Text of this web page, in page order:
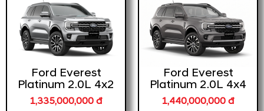
Ford Everest
Platinum 2.0L 4x2
1,335,000,000 đ
Ford Everest
Platinum 2.0L 4x4
1,440,000,000 đ